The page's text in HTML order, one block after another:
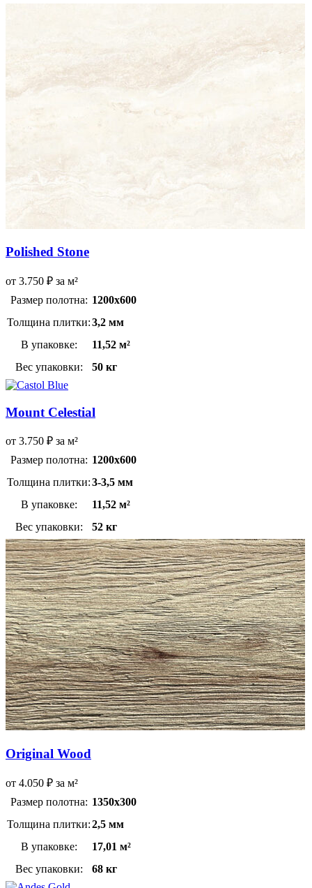
Polished Stone
от 3.750 ₽ за м²
Размер полотна: 1200х600
Толщина плитки:3,2 мм
В упаковке:
11,52 м²
Вес упаковки:
50 кг
Mount Celestial
от 3.750 ₽ за м²
Размер полотна: 1200х600
Толщина плитки:3-3,5 мм
В упаковке:
11,52 м²
Вес упаковки:
52 кг
Original Wood
от 4.050 ₽ за м²
Размер полотна: 1350х300
Толщина плитки:2,5 мм
В упаковке:
17,01 м²
Вес упаковки:
68 кг